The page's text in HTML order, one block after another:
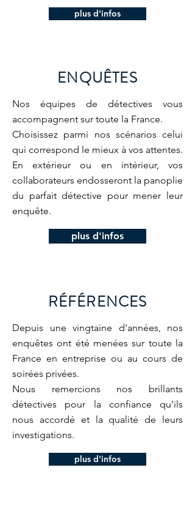
plus d'infos
ENQUÊTES
Nos équipes de détectives vous
accompagnent sur toute la France.
Choisissez parmi nos scénarios celui
qui correspond le mieux à vos attentes.
En extérieur ou en intérieur, vos
collaborateurs endosseront la panoplie
du parfait détective pour mener leur
enquête.
plus d'infos
RÉFÉRENCES
Depuis une vingtaine d'années, nos
enquêtes ont été menéessur toute la
France en entreprise ou au cours de
soirées privées.
Nous remercions nos brillants
détectives pour la confiance qu'ils
nous accordé et la qualité de leurs
investigations.
plus d'infos